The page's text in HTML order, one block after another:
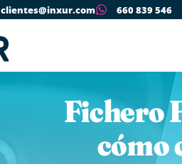
clientes@inxur.com 660 839 546
Fichero
cómo